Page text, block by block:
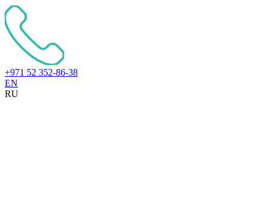
+971 52 352-86-38
EN
RU